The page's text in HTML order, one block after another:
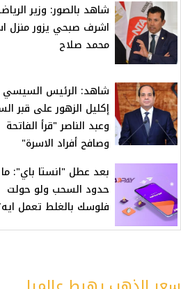
شاهد بالصور: وزير
اشرف صبحي يزور منزل
محمد صلاح
شاهد: الرئيس
إكليل الزهور على قبر
وعبد الناصر "قرأ الفاتحة
وصافح أفراد الاسرة"
بعد عطل "انستا باي":
حدود السحب ولو حولت
فلوسك بالغلط تعمل